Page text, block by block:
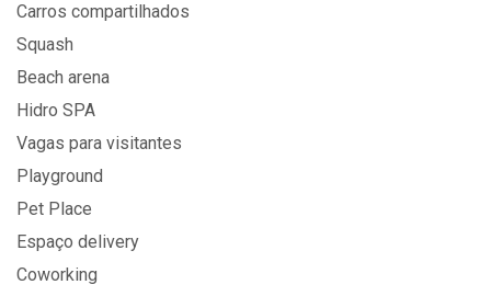
Carros compartilhados
Squash
Beach arena
Hidro SPA
Vagas para visitantes
Playground
Pet Place
Espaço delivery
Coworking